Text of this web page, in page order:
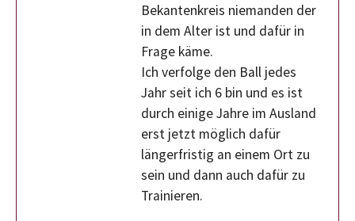
Bekantenkreis niemanden der
in dem Alter ist und dafür in
Frage käme.
Ich verfolge den Ball jedes
Jahr seit ich 6 bin und es ist
durch einige Jahre im Ausland
erst jetzt möglich dafür
längerfristig an einem Ort zu
sein und dann auch dafür zu
Trainieren.